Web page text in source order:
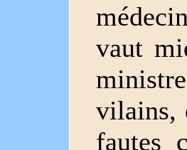
vaut
vilains,
fautes